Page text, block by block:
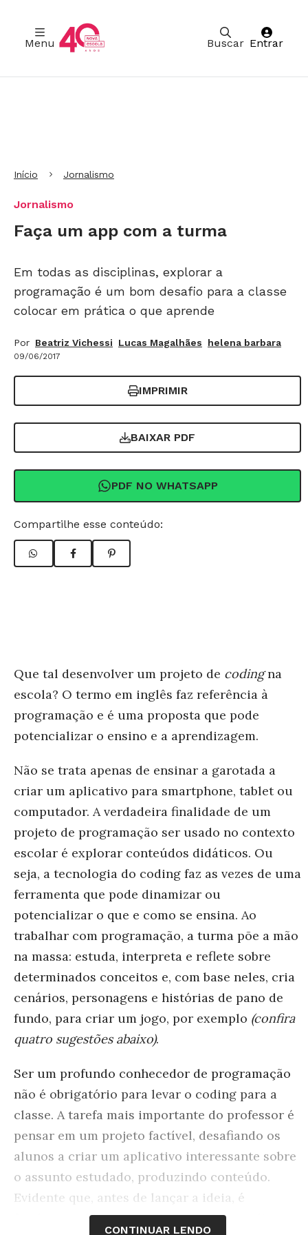
Buscar
Menu Entrar
Início Jornalismo
Jornalismo
Faça um app com a turma
Em todas as disciplinas, explorar a
programação é um bom desafio para a classe
colocar em prática o que aprende
Por Beatriz Vichessi Lucas Magalhães helena barbara
09/06/2017
IMPRIMIR
BAIXAR PDF
PDF NO WHATSAPP
Compartilhe esse conteúdo:
Que tal desenvolver um projeto de codingna
escola? O termo em inglês faz referência à
programação e é uma proposta que pode
potencializar o ensino e a aprendizagem.
Não se trata apenas de ensinar a garotada a
criar um aplicativo para smartphone, tablet ou
computador. A verdadeira finalidade de um
projeto de programação ser usado no contexto
escolar é explorar conteúdos didáticos. Ou
seja, a tecnologia do coding faz as vezes de uma
ferramenta que pode dinamizar ou
potencializar o que e como se ensina. Ao
trabalhar com programação, a turma põe a mão
na massa: estuda, interpreta e reflete sobre
determinados conceitos e, com base neles, cria
cenários, personagens e histórias de pano de
fundo, para criar um jogo, por exemplo (confira
quatro sugestões abaixo).
Ser um profundo conhecedor de programação
não é obrigatório para levar o coding para a
classe. A tarefa mais importante do professor é
pensar em um projeto factível, desafiando os
alunos a criar um aplicativo interessante sobre
o assunto estudado, produzindo conteúdo.
Evidente que, antes de lançar a ideia, é
fundamental buscar conhecer softwares livres
CONTINUAR LENDO